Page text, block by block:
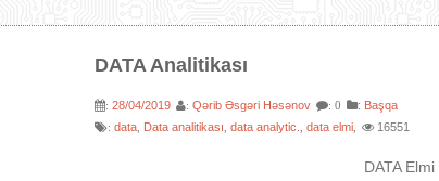
DATA Analitikası
:28/04/2019 :Qərib Əsgəri Həsənov : 0 : Başqa
:data Data analitikası ,data analytic. ,data elmi 16551
DATA Elmi Salam